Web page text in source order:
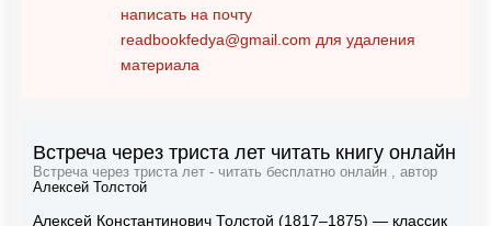
написать на почту
readbookfedya@gmail.com для удаления
материала
Встреча через триста лет читать книгу онлайн
Встреча через триста лет - читать бесплатно онлайн , автор
Алексей Толстой
Алексей Константинович Толстой (1817–1875) — классик